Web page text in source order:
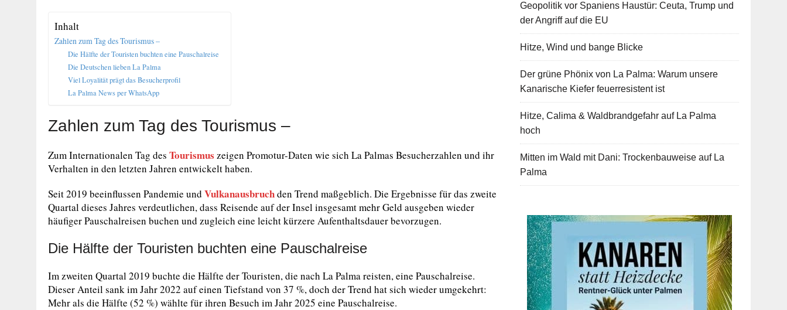
Inhalt
Zahlen zum Tag des Tourismus –
Die Hälfte der Touristen buchten eine Pauschalreise
Die Deutschen lieben La Palma
Viel Loyalität prägt das Besucherprofil
La Palma News per WhatsApp
Zahlen zum Tag des Tourismus –
Zum Internationalen Tag des Tourismus zeigen Promotur-Daten wie sich La Palmas Besucherzahlen und ihr
Verhalten in den letzten Jahren entwickelt haben.
Seit 2019 beeinflussen Pandemie und Vulkanausbruchden Trend maßgeblich. Die Ergebnisse für das zweite
Quartal dieses Jahres verdeutlichen, dass Reisende auf der Insel insgesamt mehr Geld ausgeben wieder
häufiger Pauschalreisen buchen und zugleich eine leicht kürzere Aufenthaltsdauer bevorzugen.
Die Hälfte der Touristen buchten eine Pauschalreise
Im zweiten Quartal 2019 buchte die Hälfte der Touristen, die nach La Palma reisten, eine Pauschalreise.
Dieser Anteil sank im Jahr 2022 auf einen Tiefstand von 37 %, doch der Trend hat sich wieder umgekehrt:
Mehr als die Hälfte (52 %) wählte für ihren Besuch im Jahr 2025 eine Pauschalreise.
Geopolitik vor Spaniens Haustür: Ceuta, Trump und
der Angriff auf die EU
Hitze, Wind und bange Blicke
Der grüne Phönix von La Palma: Warum unsere
Kanarische Kiefer feuerresistent ist
Hitze, Calima & Waldbrandgefahr auf La Palma
hoch
Mitten im Wald mit Dani: Trockenbauweise auf La
Palma